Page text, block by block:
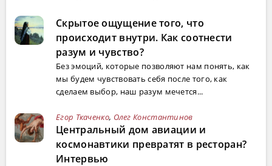
Скрытое ощущение того, что
происходит внутри. Как соотнести
разум и чувство?
Без эмоций, которые позволяют нам понять, как
мы будем чувствовать себя после того, как
сделаем выбор, наш разум мечется...
Егор Ткаченко, Олег Константинов
Центральный дом авиации и
космонавтики превратят в ресторан?
Интервью